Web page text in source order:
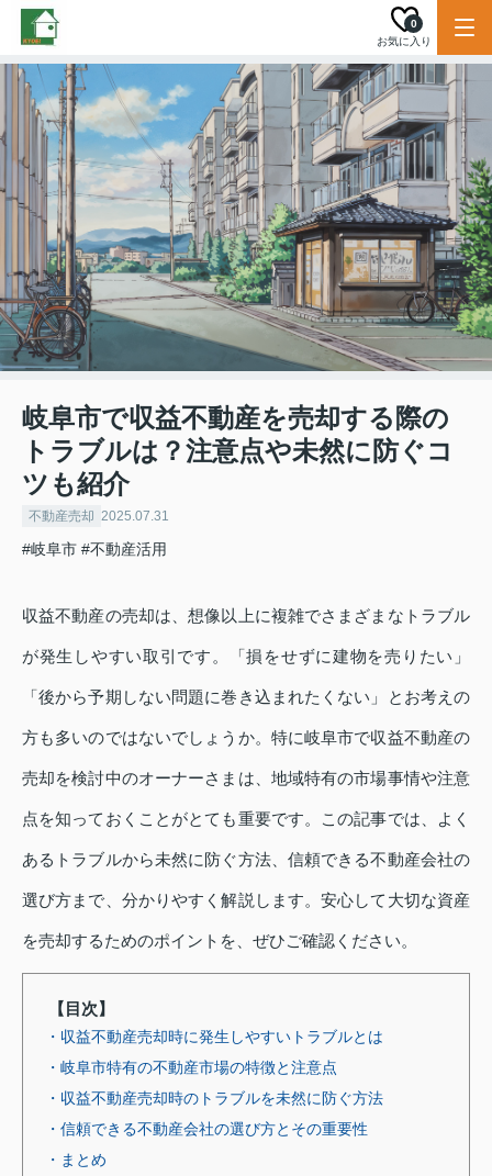
お気に入り
0
岐阜市で収益不動産を売却する際の
トラブルは？注意点や未然に防ぐコ
ツも紹介
不動産売却 2025.07.31
#岐阜市 #不動産活用
収益不動産の売却は、想像以上に複雑でさまざまなトラブル
が発生しやすい取引です。「損をせずに建物を売りたい」
「後から予期しない問題に巻き込まれたくない」とお考えの
方も多いのではないでしょうか。特に岐阜市で収益不動産の
売却を検討中のオーナーさまは、地域特有の市場事情や注意
点を知っておくことがとても重要です。この記事では、よく
あるトラブルから未然に防ぐ方法、信頼できる不動産会社の
選び方まで、分かりやすく解説します。安心して大切な資産
を売却するためのポイントを、ぜひご確認ください。
【目次】
・収益不動産売却時に発生しやすいトラブルとは
・岐阜市特有の不動産市場の特徴と注意点
・収益不動産売却時のトラブルを未然に防ぐ方法
・信頼できる不動産会社の選び方とその重要性
・まとめ